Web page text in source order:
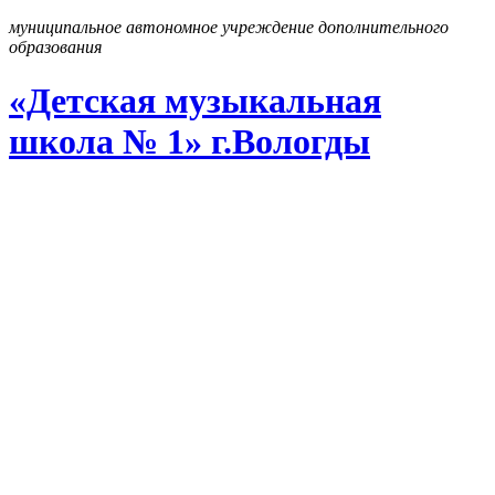
муниципальное автономное учреждение дополнительного
образования
«Детская музыкальная
школа № 1» г.Вологды